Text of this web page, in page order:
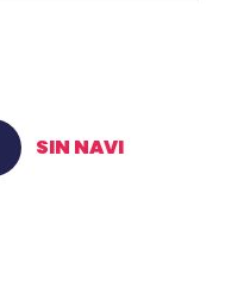
SIN NAVI